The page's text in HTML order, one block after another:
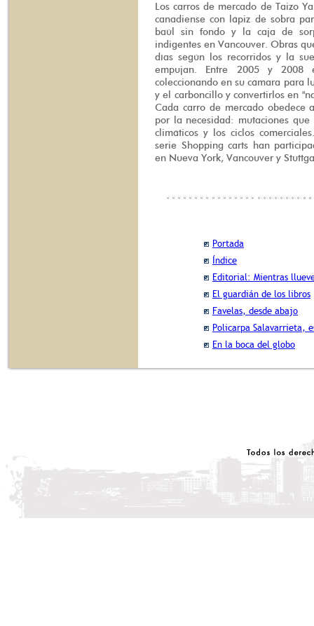
Los carros de mercado de Taizo
canadiense con lápiz de sobra
baúl sin fondo y la caja de
indigentes en Vancouver. Obras
días según los recorridos y la
empujan. Entre 2005 y
coleccionando en su cámara para
y el carboncillo y convertirlos en
Cada carro de mercado obedece
por la necesidad: mutaciones que
climáticos y los ciclos
serie Shopping carts han
en Nueva York, Vancouver y
Portada
Índice
Editorial: Mientras
El guardián de los libros
Favelas, desde abajo
Policarpa Salavarrieta,
En la boca del globo